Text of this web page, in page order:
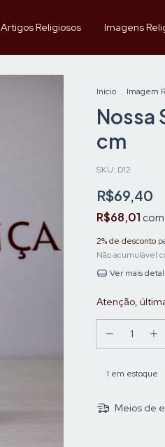
Artigos Religiosos Imagens
Início . Imagem
Nossa
cm
SKU: D12
R$69,40
R$68,01 com
2% de desconto
Não acumulável
Ver mais
Atenção,
1 em estoque
Meios de